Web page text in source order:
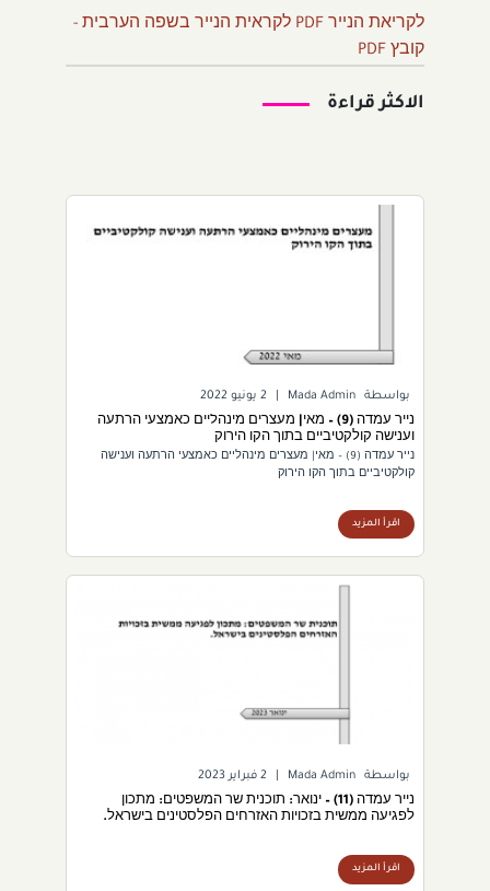
לקריאת הנייר PDF
לקראית הנייר בשפה הערבית -
קובץ PDF
الاكثر قراءة
بواسطة Mada Admin 2 يونيو 2022
נייר עמדה (9) – מאי| מעצרים מינהליים כאמצעי הרתעה
וענישה קולקטיביים בתוך הקו הירוק
נייר עמדה (9) – מאי| מעצרים מינהליים כאמצעי הרתעה וענישה
קולקטיביים בתוך הקו הירוק
اقرأ المزيد
بواسطة Mada Admin 2 فبراير 2023
נייר עמדה (11) – ינואר: תוכנית שר המשפטים: מתכון
לפגיעה ממשית בזכויות האזרחים הפלסטינים בישראל.
اقرأ المزيد